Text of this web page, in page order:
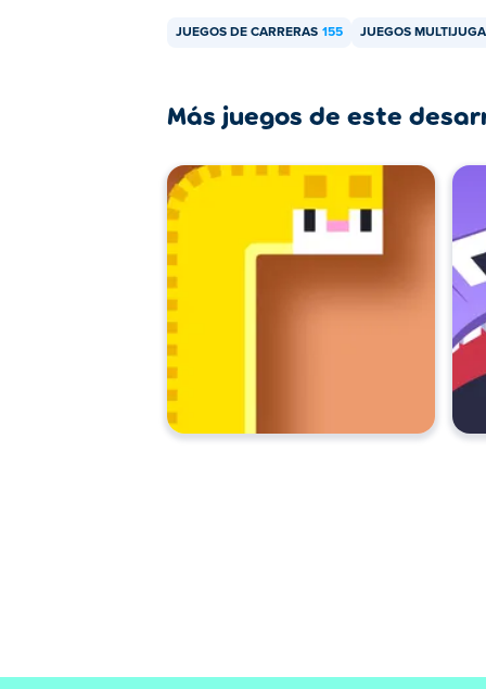
JUEGOS DE CARRERAS 155 JUEGOS
Más juegos de este